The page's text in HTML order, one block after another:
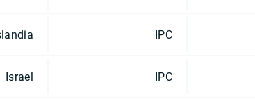
IPC
Israel IPC